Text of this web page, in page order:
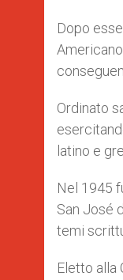
Dopo
Ordinato
latino e
Nel 1945
San José
temi
Eletto alla